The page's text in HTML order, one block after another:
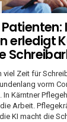
erledigt
Zeit für
vorm
In Kärntner
Arbeit.
KI macht die